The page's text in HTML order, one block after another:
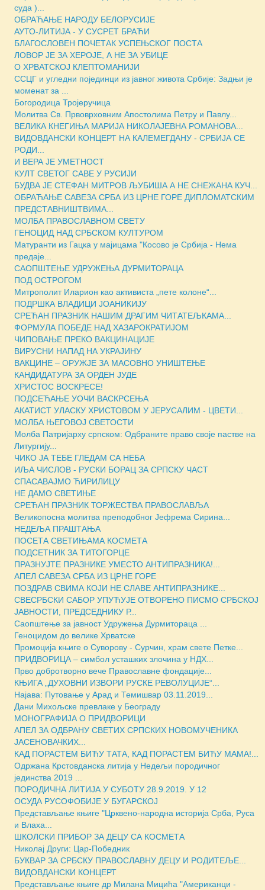
суда )...
ОБРАЋАЊЕ НАРОДУ БЕЛОРУСИЈЕ
АУТО-ЛИТИЈА - У СУСРЕТ БРАЋИ
БЛАГОСЛОВЕН ПОЧЕТАК УСПЕЊСКОГ ПОСТА
ЛОВОР ЈЕ ЗА ХЕРОЈЕ, А НЕ ЗА УБИЦЕ
О ХРВАТСКОЈ КЛЕПТОМАНИЈИ
ССЦГ и угледни појединци из јавног живота Србије: Задњи је
моменат за ...
Богородица Тројеручица
Молитва Св. Првоврховним Апостолима Петру и Павлу...
ВЕЛИКА КНЕГИЊА МАРИЈА НИКОЛАЈЕВНА РОМАНОВА...
ВИДОВДАНСКИ КОНЦЕРТ НА КАЛЕМЕГДАНУ - СРБИЈА СЕ
РОДИ...
И ВЕРА ЈЕ УМЕТНОСТ
КУЛТ СВЕТОГ САВЕ У РУСИЈИ
БУДВА ЈЕ СТЕФАН МИТРОВ ЉУБИША А НЕ СНЕЖАНА КУЧ...
ОБРАЋАЊЕ САВЕЗА СРБА ИЗ ЦРНЕ ГОРЕ ДИПЛОМАТСКИМ
ПРЕДСТАВНИШТВИМА...
МОЛБА ПРАВОСЛАВНОМ СВЕТУ
ГЕНОЦИД НАД СРБСКОМ КУЛТУРОМ
Матуранти из Гацка у мајицама "Косово је Србија - Нема
предаје...
САОПШТЕЊЕ УДРУЖЕЊА ДУРМИТОРАЦА
ПОД ОСТРОГОМ
Митрополит Иларион као активиста „пете колоне“...
ПОДРШКА ВЛАДИЦИ ЈОАНИКИЈУ
СРЕЋАН ПРАЗНИК НАШИМ ДРАГИМ ЧИТАТЕЉКАМА...
ФОРМУЛА ПОБЕДЕ НАД ХАЗАРОКРАТИЈОМ
ЧИПОВАЊЕ ПРЕКО ВАКЦИНАЦИЈЕ
ВИРУСНИ НАПАД НА УКРАЈИНУ
ВАКЦИНЕ – ОРУЖЈЕ ЗА МАСOВНО УНИШТЕЊЕ
КАНДИДАТУРА ЗА ОРДЕН ЈУДЕ
ХРИСТОС ВОСКРЕСЕ!
ПОДСЕЋАЊЕ УОЧИ ВАСКРСЕЊА
АКАТИСТ УЛАСКУ ХРИСТОВОМ У ЈЕРУСАЛИМ - ЦВЕТИ...
МОЛБА ЊЕГОВОЈ СВЕТОСТИ
Молба Патријарху српском: Одбраните право своје пастве на
Литургију...
ЧИКО ЈА ТЕБЕ ГЛЕДАМ СА НЕБА
ИЉА ЧИСЛОВ - РУСКИ БОРАЦ ЗА СРПСКУ ЧАСТ
СПАСАВАЈМО ЋИРИЛИЦУ
НЕ ДАМО СВЕТИЊЕ
СРЕЋАН ПРАЗНИК ТОРЖЕСТВА ПРАВОСЛАВЉА
Великопосна молитва преподобног Јефрема Сирина...
НЕДЕЉА ПРАШТАЊА
ПОСЕТА СВЕТИЊАМА КОСМЕТА
ПОДСЕТНИК ЗА ТИТОГОРЦЕ
ПРАЗНУЈТЕ ПРАЗНИКЕ УМЕСТО АНТИПРАЗНИКА!...
АПЕЛ САВЕЗА СРБА ИЗ ЦРНЕ ГОРЕ
ПОЗДРАВ СВИМА КОЈИ НЕ СЛАВЕ АНТИПРАЗНИКЕ...
СВЕСРБСКИ САБОР УПУЋУЈЕ ОТВОРЕНО ПИСМО СРБСКОЈ
ЈАВНОСТИ, ПРЕДСЕДНИКУ Р...
Саопштење за јавност Удружења Дурмитораца ...
Геноцидом до велике Хрватске
Промоција књиге о Суворову - Сурчин, храм свете Петке...
ПРИДВОРИЦА – симбол усташких злочина у НДХ...
Прво добротворно вече Православне фондације...
КЊИГА „ДУХОВНИ ИЗВОРИ РУСКЕ РЕВОЛУЦИJЕ“...
Најава: Путовање у Арад и Темишвар 03.11.2019...
Дани Михољске превлаке у Београду
МОНОГРАФИЈА О ПРИДВОРИЦИ
АПЕЛ ЗА ОДБРАНУ СВЕТИХ СРПСКИХ НОВОМУЧЕНИКА
ЈАСЕНОВАЧКИХ...
КАД ПОРАСТЕМ БИЋУ ТАТА, КАД ПОРАСТЕМ БИЋУ МАМА!...
Одржана Крстовданска литија у Недељи породичног
јединства 2019 ...
ПОРОДИЧНА ЛИТИЈА У СУБОТУ 28.9.2019. У 12
ОСУДА РУСОФОБИЈЕ У БУГАРСКОЈ
Представљање књиге "Црквено-народна историја Срба, Руса
и Влаха...
ШКОЛСКИ ПРИБОР ЗА ДЕЦУ СА КОСМЕТА
Николај Други: Цар-Победник
БУКВАР ЗА СРБСКУ ПРАВОСЛАВНУ ДЕЦУ И РОДИТЕЉЕ...
ВИДОВДАНСКИ КОНЦЕРТ
Представљање књиге др Милана Мицића "Американци -